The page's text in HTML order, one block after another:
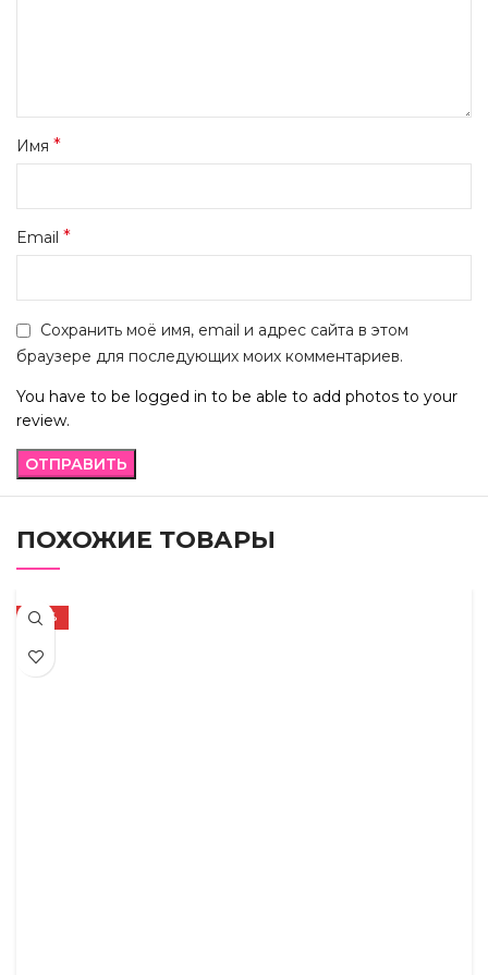
Имя *
Email *
Сохранить моё имя, email и адрес сайта в этом
браузере для последующих моих комментариев.
You have to be logged in to be able to add photos to your
review.
ПОХОЖИЕ ТОВАРЫ
-50%